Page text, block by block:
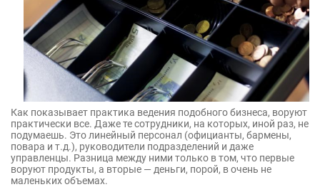
Как показывает практика ведения подобного бизнеса, воруют
практически все. Даже те сотрудники, на которых, иной раз, не
подумаешь. Это линейный персонал (официанты, бармены,
повара и т.д.), руководители подразделений и даже
управленцы. Разница между ними только в том, что первые
воруют продукты, а вторые — деньги, порой, в очень не
маленьких объемах.